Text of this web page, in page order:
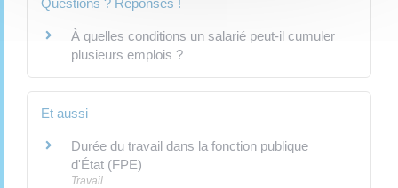
Questions ? Réponses !
À quelles conditions un salarié peut-il cumuler
plusieurs emplois ?
Et aussi
Durée du travail dans la fonction publique
d'État (FPE)
Travail